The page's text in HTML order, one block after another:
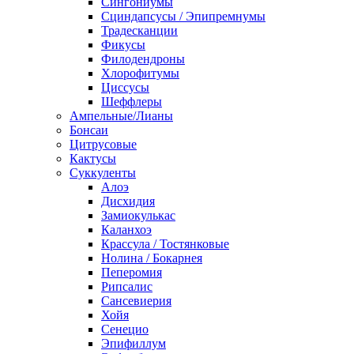
Сциндапсусы / Эпипремнумы
Традесканции
Фикусы
Филодендроны
Хлорофитумы
Циссусы
Шеффлеры
Ампельные/Лианы
Бонсаи
Цитрусовые
Кактусы
Суккуленты
Алоэ
Дисхидия
Замиокулькас
Каланхоэ
Крассула / Тостянковые
Нолина / Бокарнея
Пеперомия
Рипсалис
Сансевиерия
Хойя
Сенецио
Эпифиллум